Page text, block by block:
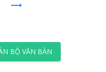
BỘ VĂN BẢN